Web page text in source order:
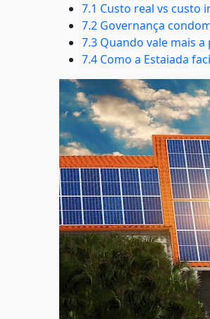
7.1 Custo real vs custo
7.2 Governança
7.3 Quando vale mais
7.4 Como a Estaiada